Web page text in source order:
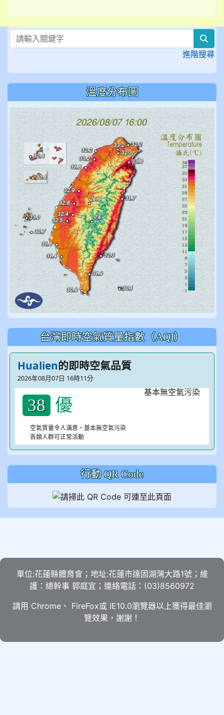
進階搜尋
溫度分布圖
台灣即時空氣質量指數（AQI）
Hualien的即時空氣品質
2026年08月07日 16時11分
38 優
空氣質量令人滿意，基本無空氣污染
各類人群可正常活動
行動 QR Code
單位:花蓮縣體育會；地址:花蓮市達固湖灣大路1號；維
護：總幹事 郭庭宜；連絡電話：(03)8560972
請用 Chrome、 FireFox或 IE10.0瀏覽器以上獲得最佳瀏
覽效果，謝謝！